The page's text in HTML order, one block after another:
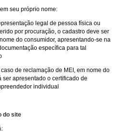
seu próprio nome:
legal de pessoa física ou
por procuração, o cadastro deve ser
do consumidor, apresentando-se na
específica para tal
de reclamação de MEI, em nome do
ser apresentado o certificado de
individual
do site